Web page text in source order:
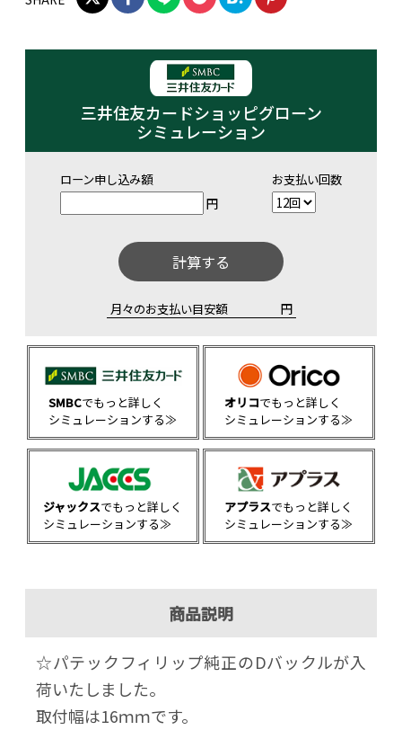
三井住友カードショッピグローン
シミュレーション
ローン申し込み額
円
お支払い回数
計算する
月々のお支払い目安額 円
SMBCでもっと詳しく
シミュレーションする≫
オリコでもっと詳しく
シミュレーションする≫
ジャックスでもっと詳しく
シミュレーションする≫
アプラスでもっと詳しく
シミュレーションする≫
商品説明
☆パテックフィリップ純正のDバックルが入
荷いたしました。
取付幅は16ｍｍです。